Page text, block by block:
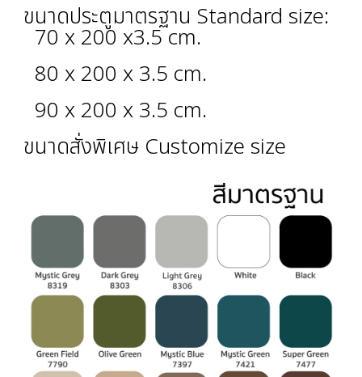
ขนาดประตูมาตรฐาน Standard size:
70 x 200 x3.5 cm.
80 x 200 x 3.5 cm.
90 x 200 x 3.5 cm.
ขนาดสั่งพิเศษ Customize size